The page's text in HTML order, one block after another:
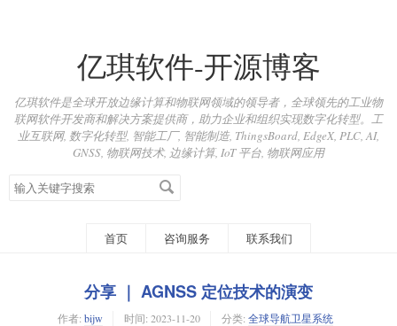
亿琪软件-开源博客
亿琪软件是全球开放边缘计算和物联网领域的领导者，全球领先的工业物
联网软件开发商和解决方案提供商，助力企业和组织实现数字化转型。工
业互联网, 数字化转型, 智能工厂, 智能制造, ThingsBoard, EdgeX, PLC, AI,
GNSS, 物联网技术, 边缘计算, IoT 平台, 物联网应用
搜
索
首页 咨询服务 联系我们
分享 ｜ AGNSS 定位技术的演变
作者: bijw 时间: 2023-11-20 分类: 全球导航卫星系统